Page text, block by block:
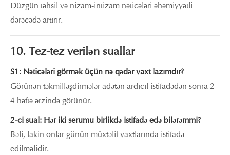
Düzgün təhsil və nizam-intizam nəticələri əhəmiyyətli
dərəcədə artırır.
10. Tez-tez verilən suallar
S1: Nəticələri görmək üçün nə qədər vaxt lazımdır?
Görünən təkmilləşdirmələr adətən ardıcıl istifadədən sonra 2-
4 həftə ərzində görünür.
2-ci sual: Hər iki serumu birlikdə istifadə edə bilərəmmi?
Bəli, lakin onlar günün müxtəlif vaxtlarında istifadə
edilməlidir.